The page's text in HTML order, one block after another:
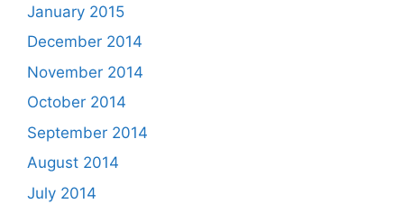
January 2015
December 2014
November 2014
October 2014
September 2014
August 2014
July 2014